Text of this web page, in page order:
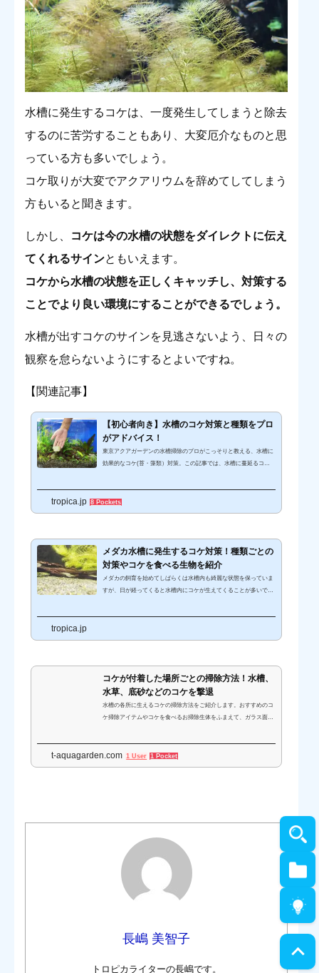
水槽に発生するコケは、一度発生してしまうと除去
するのに苦労することもあり、大変厄介なものと思
っている方も多いでしょう。
コケ取りが大変でアクアリウムを辞めてしてしまう
方もいると聞きます。
しかし、
コケは今の水槽の状態をダイレクトに伝え
てくれるサインともいえます。
コケから水槽の状態を正しくキャッチし、対策する
ことでより良い環境にすることができるでしょう。
水槽が出すコケのサインを見逃さないよう、日々の
観察を怠らないようにするとよいですね。
【関連記事】
【初心者向き】水槽のコケ対策と種類をプロ
がアドバイス！
東京アクアガーデンの水槽掃除のプロがこっそりと教える、水槽に
効果的なコケ(苔・藻類）対策。この記事では、水槽に蔓延るコケ
りたい、水槽のコケを掃除したい、水槽のガラスのコケをどうにか
したい…そんなお悩みをお持ちの方はぜひご覧ください！コケと水
を解説した動画です。...
tropica.jp 8 Pockets
メダカ水槽に発生するコケ対策！種類ごとの
対策やコケを食べる生物を紹介
メダカの飼育を始めてしばらくは水槽内も綺麗な状態を保っていま
すが、日が経ってくると水槽内にコケが生えてくることが多いで
は一度出るととても面倒なので、できることならコケが発生しない
ダカや水草へのダメ...
tropica.jp
コケが付着した場所ごとの掃除方法！水槽、
水草、底砂などのコケを撃退
水槽の各所に生えるコケの掃除方法をご紹介します。おすすめのコ
ケ掃除アイテムやコケを食べるお掃除生体をふまえて、ガラス面や
t-aquagarden.com 1 User 1 Pocket
長嶋 美智子
トロピカライターの長嶋です。